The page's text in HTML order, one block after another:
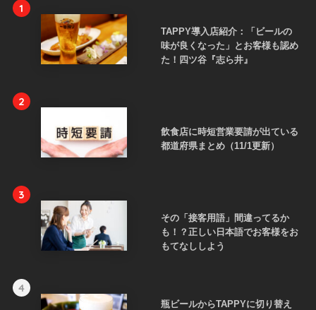
1
TAPPY導入店紹介：「ビールの
味が良くなった」とお客様も認め
た！四ツ谷『志ら井』
2
飲食店に時短営業要請が出ている
都道府県まとめ（11/1更新）
3
その「接客用語」間違ってるか
も！？正しい日本語でお客様をお
もてなししよう
4
瓶ビールからTAPPYに切り替え